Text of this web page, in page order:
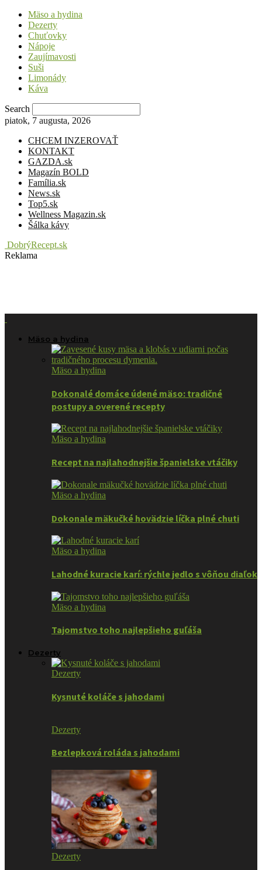
Mäso a hydina
Dezerty
Chuťovky
Nápoje
Zaujímavosti
Suši
Limonády
Káva
Search
piatok, 7 augusta, 2026
CHCEM INZEROVAŤ
KONTAKT
GAZDA.sk
Magazín BOLD
Família.sk
News.sk
Top5.sk
Wellness Magazin.sk
Šálka kávy
DobrýRecept.sk
Reklama
Mäso a hydina
Mäso a hydina
Dokonalé domáce údené mäso: tradičné
postupy a overené recepty
Mäso a hydina
Recept na najlahodnejšie španielske vtáčiky
Mäso a hydina
Dokonale mäkučké hovädzie líčka plné chuti
Mäso a hydina
Lahodné kuracie karí: rýchle jedlo s vôňou diaľok
Mäso a hydina
Tajomstvo toho najlepšieho guľáša
Dezerty
Dezerty
Kysnuté koláče s jahodami
Dezerty
Bezlepková roláda s jahodami
Dezerty